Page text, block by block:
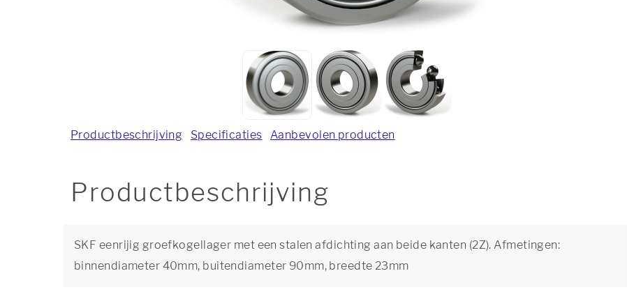
Productbeschrijving Specificaties Aanbevolen producten
Productbeschrijving
SKF eenrijig groefkogellager met een stalen afdichting aan beide kanten (2Z). Afmetingen:
binnendiameter 40mm, buitendiameter 90mm, breedte 23mm